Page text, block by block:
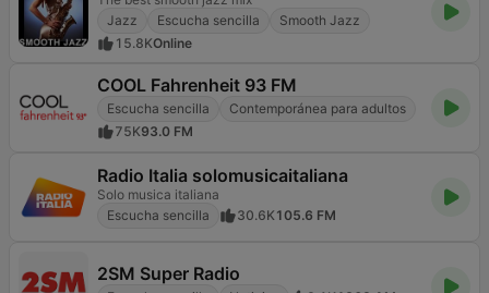
Jazz
Escucha sencilla
Smooth Jazz
15.8KOnline
COOL Fahrenheit 93 FM
Escucha sencilla
Contemporánea para adultos
75K93.0 FM
Radio Italia solomusicaitaliana
Solo musica italiana
Escucha sencilla
30.6K105.6 FM
2SM Super Radio